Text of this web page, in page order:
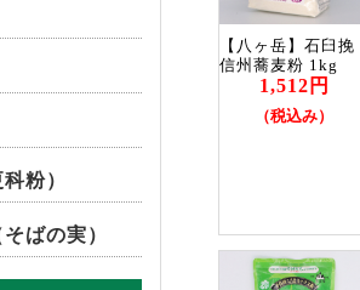
【八ヶ岳】石臼挽
信州蕎麦粉 1kg
1,512円
（税込み）
粉）
ばの実）